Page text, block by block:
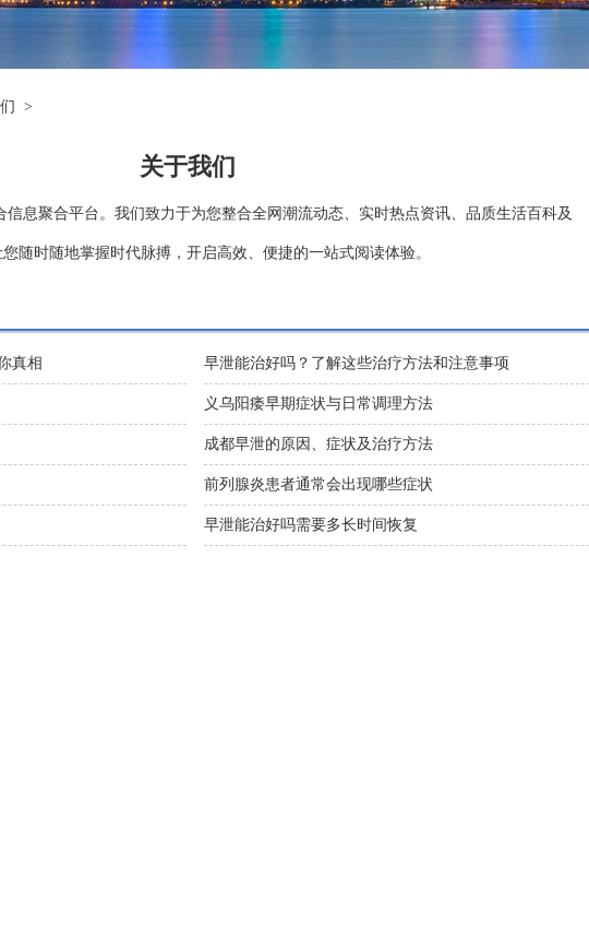
>
关于我们
信息聚合平台。我们致力于为您整合全网潮流动态、实时热点资讯、品质生活百科及
随时随地掌握时代脉搏，开启高效、便捷的一站式阅读体验。
真相 早泄能治好吗？了解这些治疗方法和注意事项
义乌阳痿早期症状与日常调理方法
成都早泄的原因、症状及治疗方法
前列腺炎患者通常会出现哪些症状
早泄能治好吗需要多长时间恢复